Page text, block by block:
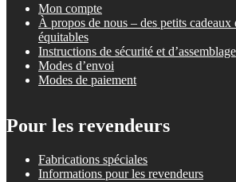
Mon compte
À propos de nous – des petits cadeaux
équitables
Instructions de sécurité et d’assemblage
Modes d’envoi
Modes de paiement
Pour les revendeurs
Fabrications spéciales
Informations pour les revendeurs